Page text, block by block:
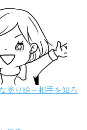
塗り絵～相手を知ろ